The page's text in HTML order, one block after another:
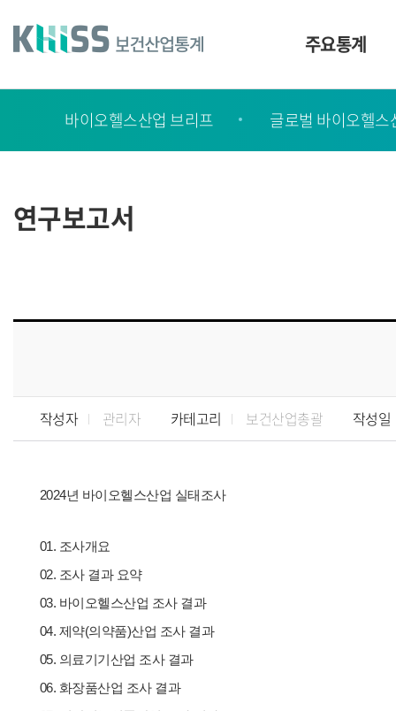
건
주요통계
서
간
행
바이오헬스산업 브리프 글로벌 바이오헬스
연구보고서
작성자 관리자 카테고리 보건산업총괄 작성일
2024년 바이오헬스산업 실태조사
01. 조사개요
02. 조사 결과 요약
03. 바이오헬스산업 조사 결과
04. 제약(의약품)산업 조사 결과
05. 의료기기산업 조사 결과
06. 화장품산업 조사 결과